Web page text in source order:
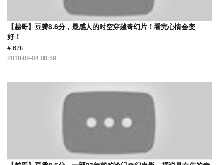
【越哥】豆瓣8.6分，最感人的时空穿越奇幻片！看完心情会变
好！
# 678
2018-09-04 08:59